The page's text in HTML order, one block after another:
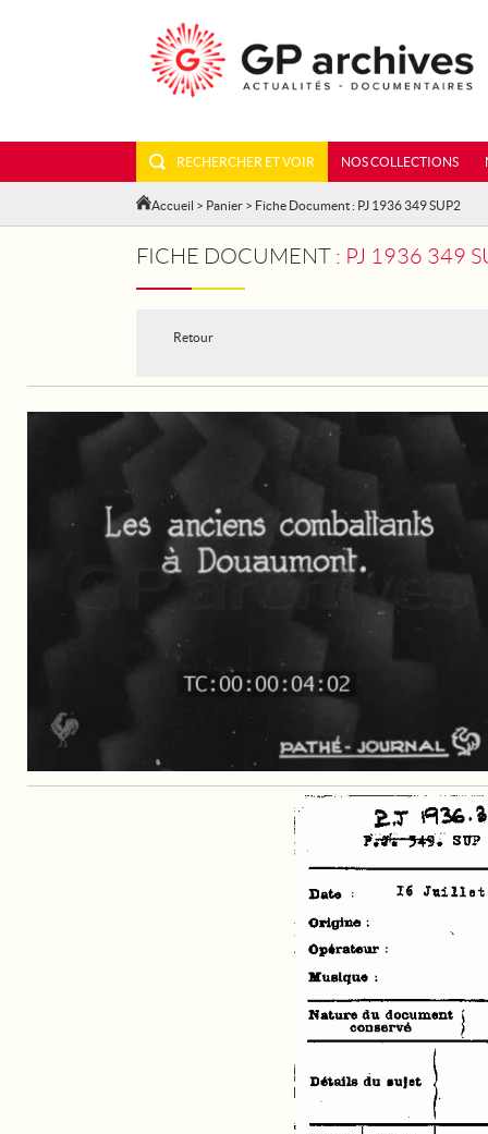
RECHERCHER ET VOIR NOS COLLECTIONS
Accueil > Panier > Fiche Document : PJ 1936 349 SUP2
FICHE DOCUMENT : PJ 1936 349
Retour